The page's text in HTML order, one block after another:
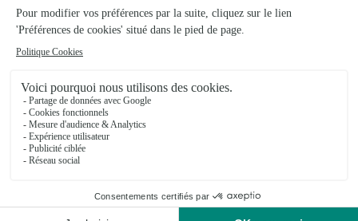
Graines D’idees
Cebazat
★★★ ★★4.3 (54)
Voir la boutique